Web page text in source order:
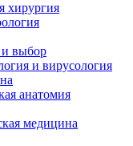
хирургия
выбор
и вирусология
анатомия
медицина